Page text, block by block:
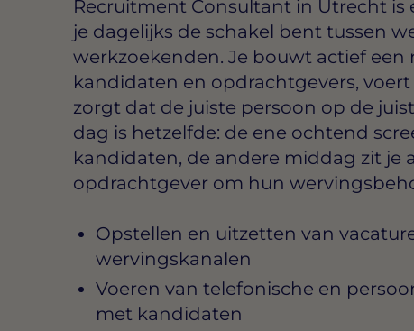
Recruitment Consultant in Utrecht is
je dagelijks de schakel bent tussen
werkzoekenden. Je bouwt actief een
kandidaten en opdrachtgevers,
zorgt dat de juiste persoon op de
dag is hetzelfde: de ene ochtend
kandidaten, de andere middag zit je
opdrachtgever om hun
Opstellen en uitzetten van
wervingskanalen
Voeren van telefonische en
met kandidaten